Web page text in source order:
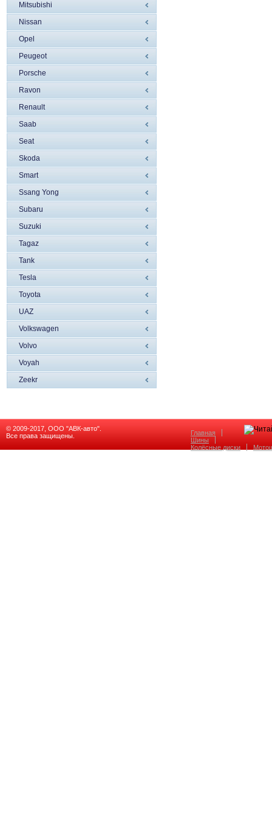
Mitsubishi
Nissan
Opel
Peugeot
Porsche
Ravon
Renault
Saab
Seat
Skoda
Smart
Ssang Yong
Subaru
Suzuki
Tagaz
Tank
Tesla
Toyota
UAZ
Volkswagen
Volvo
Voyah
Zeekr
© 2009-2017, ООО "АВК-авто".
Все права защищены.
Главная
Шины
Колёсные диски